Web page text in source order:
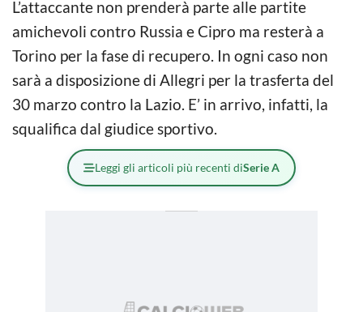
L’attaccante non prenderà parte alle partite
amichevoli contro Russia e Cipro ma resterà a
Torino per la fase di recupero. In ogni caso non
sarà a disposizione di Allegri per la trasferta del
30 marzo contro la Lazio. E’ in arrivo, infatti, la
squalifica dal giudice sportivo.
Leggi gli articoli più recenti diSerie A